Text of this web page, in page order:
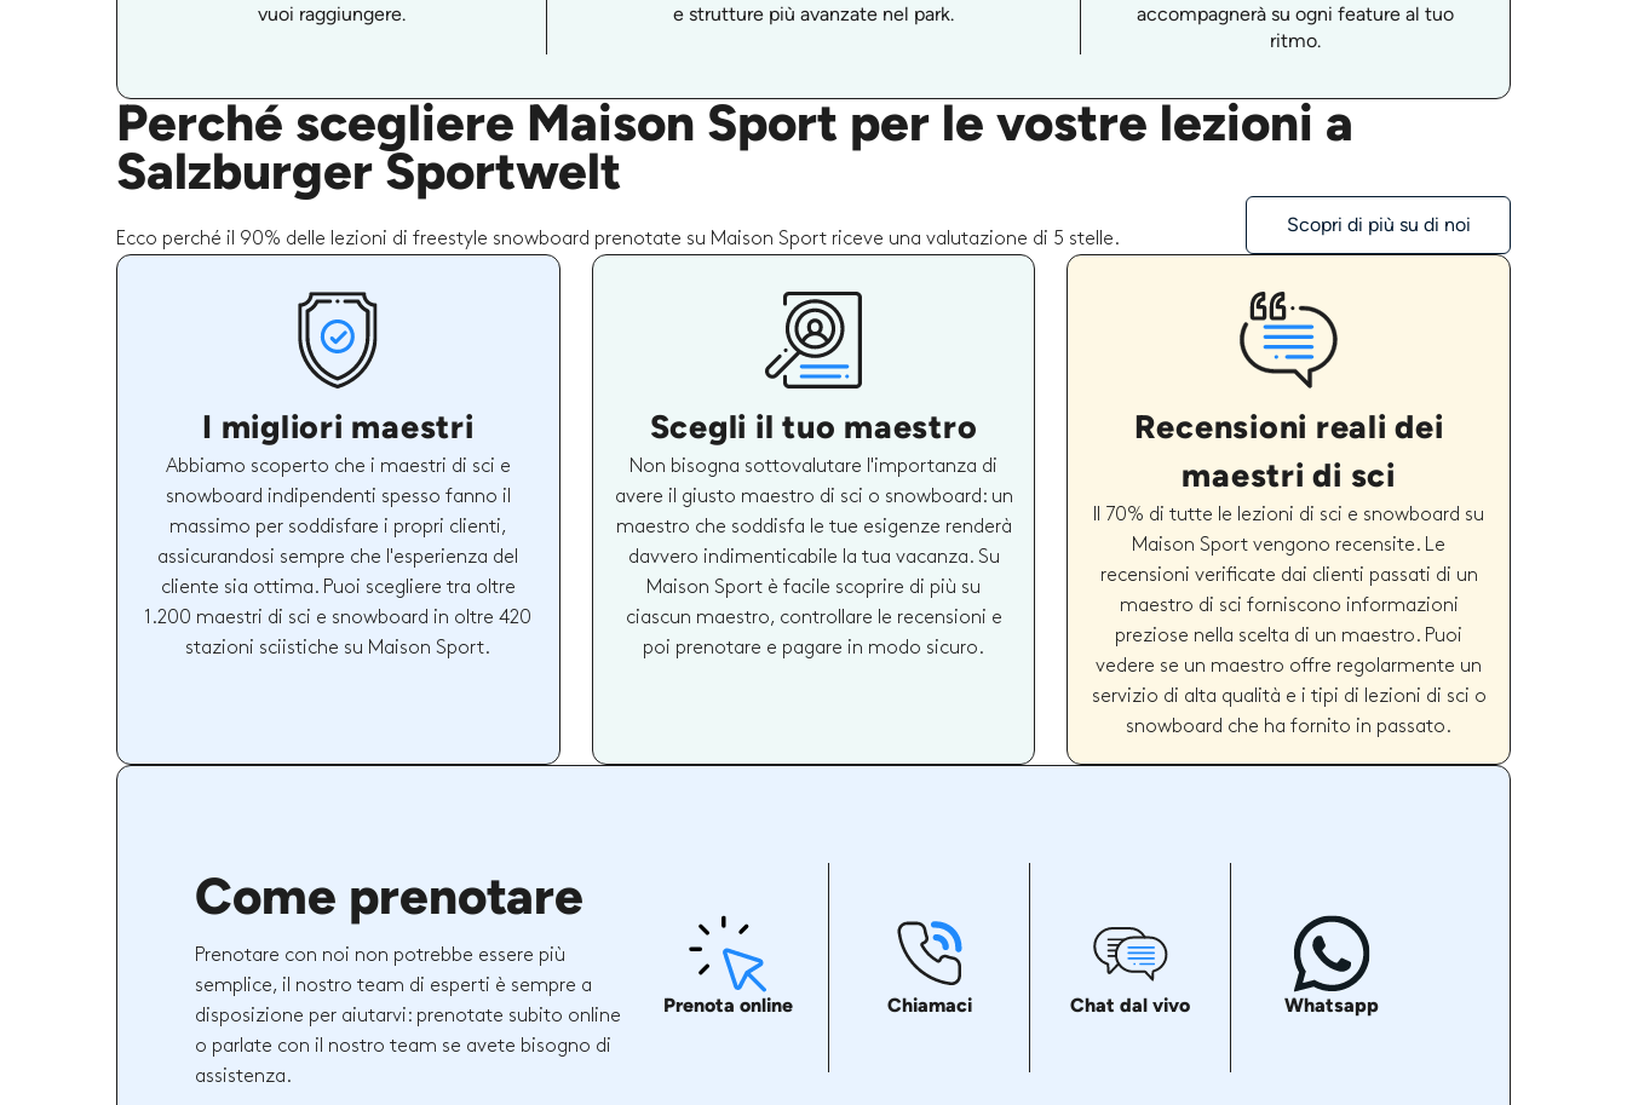
vuoi raggiungere.
e strutture più avanzate nel park.
accompagnerà su ogni feature al tuo
ritmo.
Perché scegliere Maison Sport per le vostre lezioni a
Salzburger Sportwelt
Ecco perché il 90% delle lezioni di freestyle snowboard prenotate su Maison Sport riceve una valutazione di 5 stelle.
Scopri di più su di noi
I migliori maestri
Abbiamo scoperto che i maestri di sci e
snowboard indipendenti spesso fanno il
massimo per soddisfare i propri clienti,
assicurandosi sempre che l'esperienza del
cliente sia ottima. Puoi scegliere tra oltre
1.200 maestri di sci e snowboard in oltre 420
stazioni sciistiche su Maison Sport.
Scegli il tuo maestro
Non bisogna sottovalutare l'importanza di
avere il giusto maestro di sci o snowboard: un
maestro che soddisfa le tue esigenze renderà
davvero indimenticabile la tua vacanza. Su
Maison Sport è facile scoprire di più su
ciascun maestro, controllare le recensioni e
poi prenotare e pagare in modo sicuro.
Recensioni reali dei
maestri di sci
Il 70% di tutte le lezioni di sci e snowboard su
Maison Sport vengono recensite. Le
recensioni verificate dai clienti passati di un
maestro di sci forniscono informazioni
preziose nella scelta di un maestro. Puoi
vedere se un maestro offre regolarmente un
servizio di alta qualità e i tipi di lezioni di sci o
snowboard che ha fornito in passato.
Come prenotare
Prenotare con noi non potrebbe essere più
semplice, il nostro team di esperti è sempre a
disposizione per aiutarvi: prenotate subito online
o parlate con il nostro team se avete bisogno di
assistenza.
Prenota online Chiamaci Chat dal vivo Whatsapp